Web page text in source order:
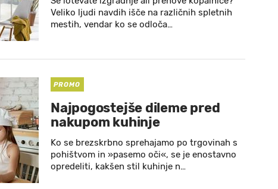
Veliko ljudi navdih išče na različnih spletnih
mestih, vendar ko se odloča…
PROMO
Najpogostejše dileme pred
nakupom kuhinje
Ko se brezskrbno sprehajamo po trgovinah s
pohištvom in »pasemo oči«, se je enostavno
opredeliti, kakšen stil kuhinje n…